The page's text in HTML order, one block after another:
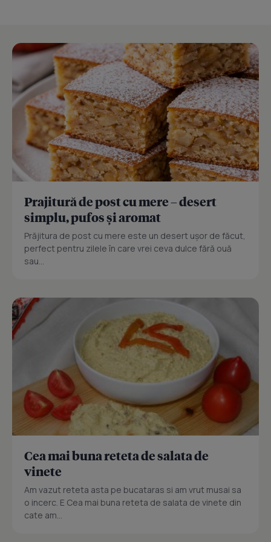
Prajitură de post cu mere – desert
simplu, pufos și aromat
Prăjitura de post cu mere este un desert ușor de făcut,
perfect pentru zilele în care vrei ceva dulce fără ouă
sau...
Cea mai buna reteta de salata de
vinete
Am vazut reteta asta pe bucataras si am vrut musai sa
o incerc. E Cea mai buna reteta de salata de vinete din
cate am...